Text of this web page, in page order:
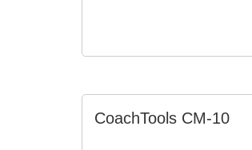
CoachTools CM-10